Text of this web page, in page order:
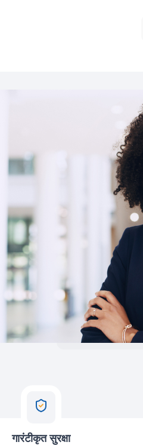
गारंटीकृत सुरक्षा